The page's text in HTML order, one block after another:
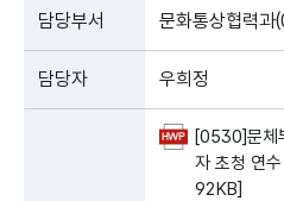
담당부서 문화통상협력
담당자 우희정
[0530]문체
자 초청 연
92KB]